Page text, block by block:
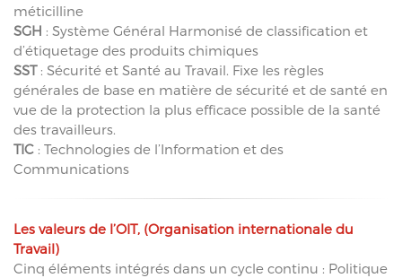
méticilline
SGH : Système Général Harmonisé de classification et
d’étiquetage des produits chimiques
SST: Sécurité et Santé au Travail. Fixe les règles
générales de base en matière de sécurité et de santé en
vue de la protection la plus efficace possible de la santé
des travailleurs.
TIC : Technologies de l’Information et des
Communications
Les valeurs de l’OIT, (Organisation internationale du
Travail)
Cinq éléments intégrés dans un cycle continu : Politique